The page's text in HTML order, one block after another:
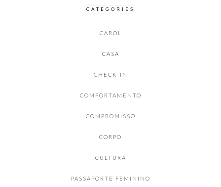
CATEGORIES
CAROL
CASA
CHECK-IN
COMPORTAMENTO
COMPROMISSO
CORPO
CULTURA
PASSAPORTE FEMININO